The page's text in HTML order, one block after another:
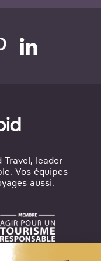
leader
Vos équipes
aussi.